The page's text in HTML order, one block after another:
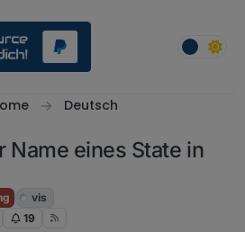
Deutsch
Name eines State in
vis
19